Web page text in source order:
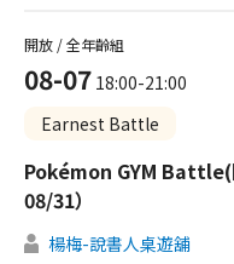
08-07 18:00-21:00
Earnest Battle
開放 / 全年齡組
Pokémon GYM
08/31）
楊梅-說書人桌遊舖